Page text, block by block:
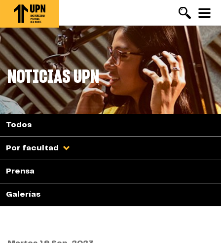
Pasar
contenido
principal
NOTICIAS UPN
Todos
Por facultad
Prensa
Galerías